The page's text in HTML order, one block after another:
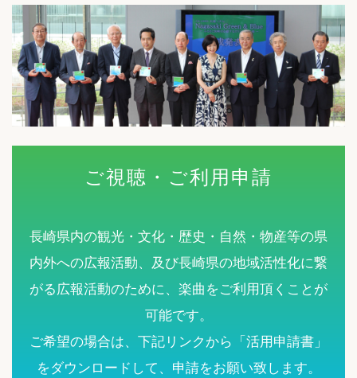
ご視聴・ご利用申請
長崎県内の観光・文化・歴史・自然・物産等の県
内外への広報活動、及び長崎県の地域活性化に繋
がる広報活動のために、楽曲をご利用頂くことが
可能です。
ご希望の場合は、下記リンクから「活用申請書」
をダウンロードして、申請をお願い致します。